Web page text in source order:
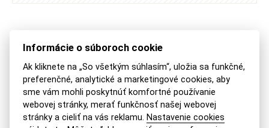
SDÍLEJTE NA:
Podobné témy
Informácie o súboroch cookie
Ak kliknete na „So všetkým súhlasím“, uložia sa funkčné,
preferenčné, analytické a marketingové cookies, aby
sme vám mohli poskytnúť komfortné používanie
webovej stránky, merať funkčnosť našej webovej
stránky a cieliť na vás reklamu. Nastavenie cookies